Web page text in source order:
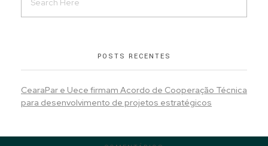
POSTS RECENTES
CearaPar e Uece firmam Acordo de Cooperação Técnica
para desenvolvimento de projetos estratégicos